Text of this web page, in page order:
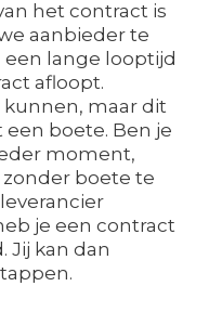
het contract is
aanbieder te
lange looptijd
afloopt.
maar dit
een boete. Ben je
moment,
boete te
je een contract
Jij kan dan